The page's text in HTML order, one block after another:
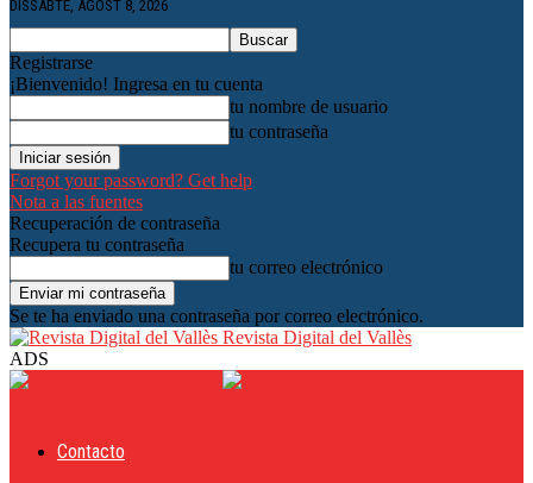
DISSABTE, AGOST 8, 2026
Registrarse
¡Bienvenido! Ingresa en tu cuenta
tu nombre de usuario
tu contraseña
Forgot your password? Get help
Nota a las fuentes
Recuperación de contraseña
Recupera tu contraseña
tu correo electrónico
Se te ha enviado una contraseña por correo electrónico.
Revista Digital del Vallès
ADS
Contacto